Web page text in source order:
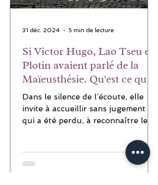
Si Victor Hugo, Lao Tseu et
Plotin avaient parlé de la
Maïeusthésie. Qu'est ce que
la maïeusthésie ?
Dans le silence de l’écoute, elle
invite à accueillir sans jugement ce
qui a été perdu, à reconnaître les
31 déc. 2024 5 min de lecture